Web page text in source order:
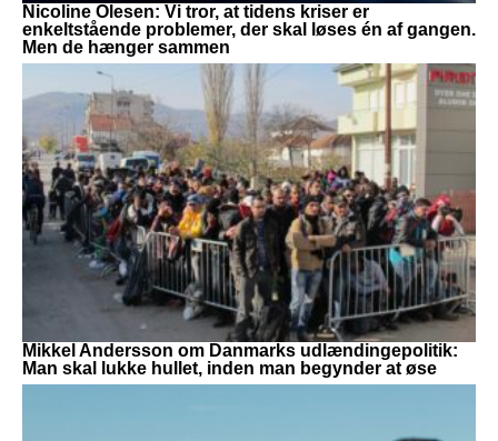
Nicoline Olesen: Vi tror, at tidens kriser er
enkeltstående problemer, der skal løses én af gangen.
Men de hænger sammen
Mikkel Andersson om Danmarks udlændingepolitik:
Man skal lukke hullet, inden man begynder at øse